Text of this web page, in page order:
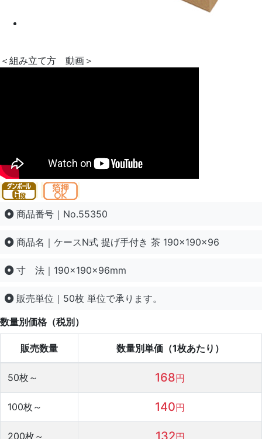
＜組み立て方 動画＞
商品番号｜No.55350
商品名｜ケースN式 提げ手付き 茶 190×190×96
寸 法｜190×190×96mm
販売単位｜50枚 単位で承ります。
数量別価格（税別）
販売数量 数量別単価（1枚あたり）
50枚～ 168円
100枚～ 140円
200枚～ 132円